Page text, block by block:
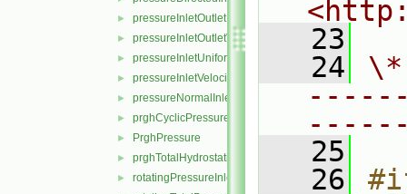
► pressureInletOutletParSlipVelocity
► pressureInletOutletVelocity
► pressureInletUniformVelocity
► pressureInletVelocity
► pressureNormalInletOutletVelocity
► prghCyclicPressure
► PrghPressure
► prghTotalHydrostaticPressure
► rotatingPressureInletOutletVelocity
   23
   24
   25
   26